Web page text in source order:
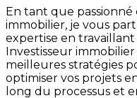
En tant que
immobilier, je vous
expertise en
Investisseur
meilleures stratégies
optimiser vos projets
long du processus et